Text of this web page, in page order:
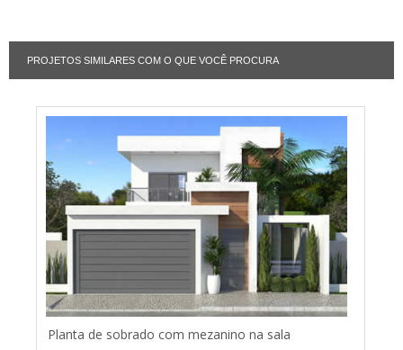
PROJETOS SIMILARES COM O QUE VOCÊ PROCURA
Planta de sobrado com mezanino na sala